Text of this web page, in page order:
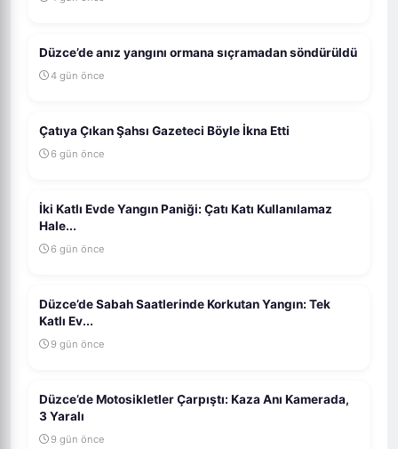
Düzce’de anız yangını ormana sıçramadan söndürüldü
4 gün önce
Çatıya Çıkan Şahsı Gazeteci Böyle İkna Etti
6 gün önce
İki Katlı Evde Yangın Paniği: Çatı Katı Kullanılamaz
Hale...
6 gün önce
Düzce’de Sabah Saatlerinde Korkutan Yangın: Tek
Katlı Ev...
9 gün önce
Düzce’de Motosikletler Çarpıştı: Kaza Anı Kamerada,
3 Yaralı
9 gün önce